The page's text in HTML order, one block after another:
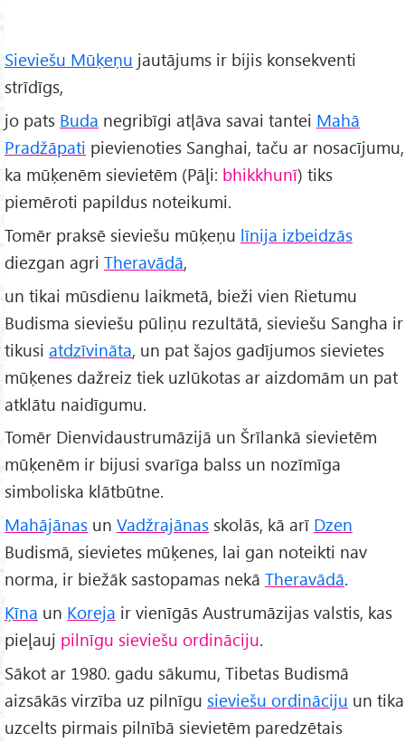
Sieviešu Mūķeņu jautājums ir bijis konsekventi
strīdīgs,
jo pats Buda negribīgi atļāva savai tantei Mahā
Pradžāpati pievienoties Sanghai, taču ar nosacījumu,
ka mūķenēm sievietēm (Pāļi: bhikkhunī) tiks
piemēroti papildus noteikumi.
Tomēr praksē sieviešu mūķeņu līnija izbeidzās
diezgan agri Theravādā,
un tikai mūsdienu laikmetā, bieži vien Rietumu
Budisma sieviešu pūliņu rezultātā, sieviešu Sangha ir
tikusi atdzīvināta, un pat šajos gadījumos sievietes
mūķenes dažreiz tiek uzlūkotas ar aizdomām un pat
atklātu naidīgumu.
Tomēr Dienvidaustrumāzijā un Šrīlankā sievietēm
mūķenēm ir bijusi svarīga balss un nozīmīga
simboliska klātbūtne.
Mahājānas un Vadžrajānas skolās, kā arī Dzen
Budismā, sievietes mūķenes, lai gan noteikti nav
norma, ir biežāk sastopamas nekā Theravādā.
Ķīna un Koreja ir vienīgās Austrumāzijas valstis, kas
pieļauj pilnīgu sieviešu ordināciju.
Sākot ar 1980. gadu sākumu, Tibetas Budismā
aizsākās virzība uz pilnīgu sieviešu ordināciju un tika
uzcelts pirmais pilnībā sievietēm paredzētais